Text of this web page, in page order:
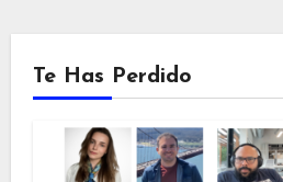
Te Has Perdido